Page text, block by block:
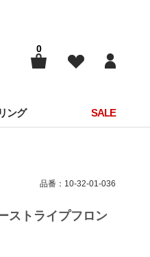
0
ング SALE
品番：10-32-01-036
ストライプフロン